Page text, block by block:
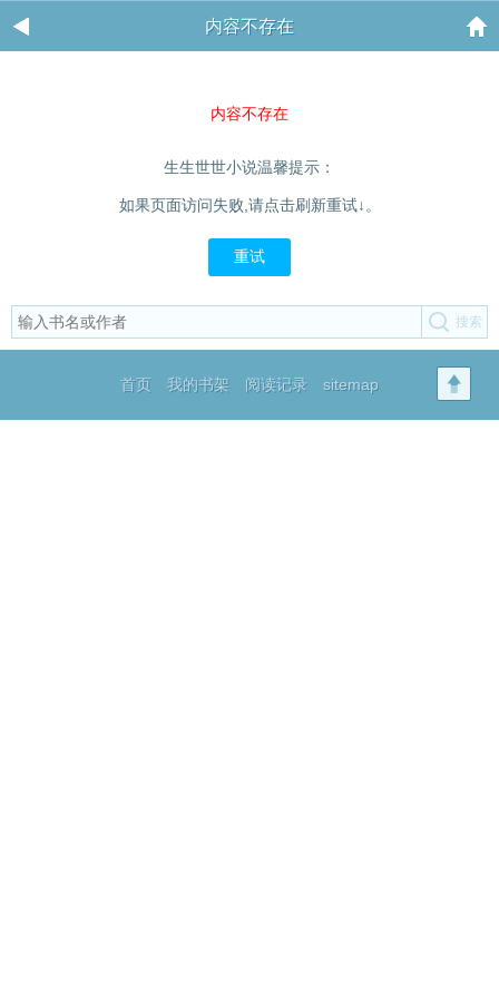
内容不存在
内容不存在
生生世世小说温馨提示：
如果页面访问失败,请点击刷新重试↓。
重试
首页 我的书架 阅读记录 sitemap